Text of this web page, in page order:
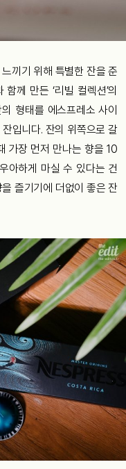
끼기 위해 특별한 잔을 준
께 만든 ‘리빌 컬렉션’의
형태를 에스프레소 사이
입니다. 잔의 위쪽으로 갈
가장 먼저 만나는 향을 10
아하게 마실 수 있다는 건
을 즐기기에 더없이 좋은 잔